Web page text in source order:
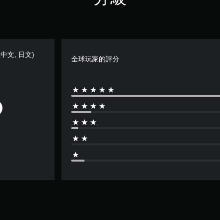
文, 日文)
全球玩家的評分